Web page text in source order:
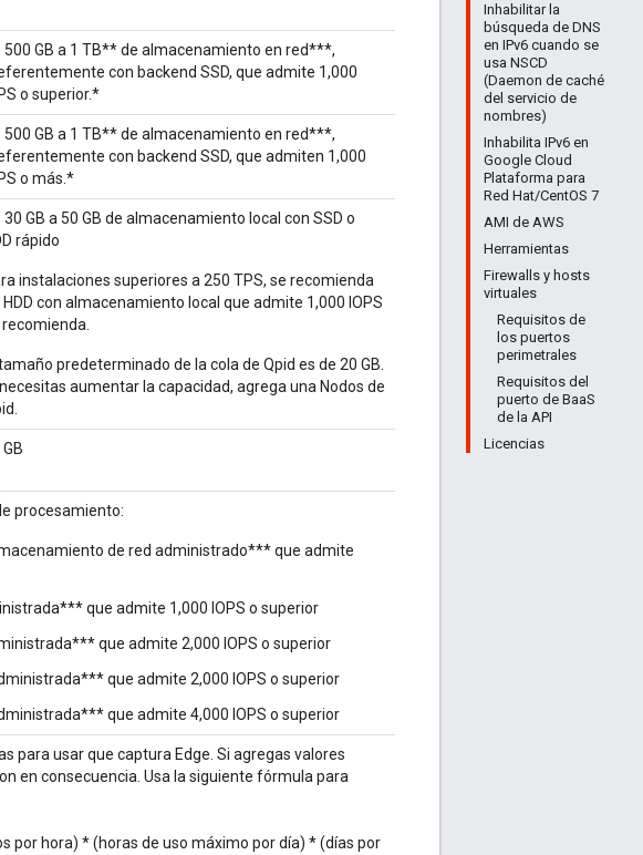
Inhabilitar la
búsqueda de DNS
en IPv6 cuando se
usa NSCD
(Daemon de caché
del servicio de
nombres)
Inhabilita IPv6 en
Google Cloud
Plataforma para
Red Hat/CentOS 7
AMI de AWS
Herramientas
Firewalls y hosts
virtuales
Requisitos de
los puertos
perimetrales
Requisitos del
puerto de BaaS
de la API
Licencias
500 GB a 1 TB** de almacenamiento en red***,
con backend SSD, que admite 1,000
o superior.*
500 GB a 1 TB** de almacenamiento en red***,
con backend SSD, que admiten 1,000
o más.*
30 GB a 50 GB de almacenamiento local con SSD o
rápido
instalaciones superiores a 250 TPS, se recomienda
HDD con almacenamiento local que admite 1,000 IOPS
predeterminado de la cola de Qpid es de 20 GB.
aumentar la capacidad, agrega una Nodos de
procesamiento:
de red administrado*** que admite
que admite 1,000 IOPS o superior
que admite 2,000 IOPS o superior
que admite 2,000 IOPS o superior
que admite 4,000 IOPS o superior
para usar que captura Edge. Si agregas valores
en consecuencia. Usa la siguiente fórmula para
por hora) * (horas de uso máximo por día) * (días por